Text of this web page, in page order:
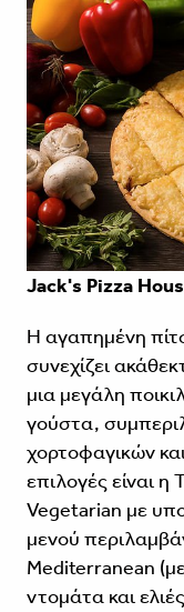
Jack's Pizza
Η αγαπημένη
συνεχίζει
μια μεγάλη
γούστα,
χορτοφαγικών
επιλογές είναι
Vegetarian με
μενού
Mediterranean
ντομάτα και